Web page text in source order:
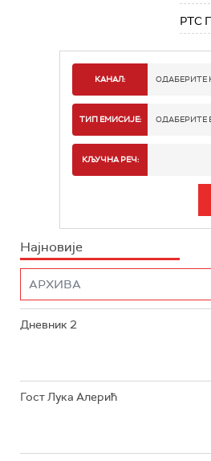
РТС
КАНАЛ: ОДАБЕРИТЕ
РТС 1
РТС 3
ТИП ЕМИСИЈЕ: ОДАБЕРИТЕ
ИНФО
КЉУЧНА РЕЧ:
Најновије
Дневник 2
Гост Лука Алерић